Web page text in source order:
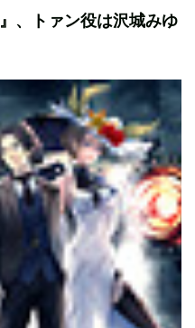
、トァン役は沢城みゆ